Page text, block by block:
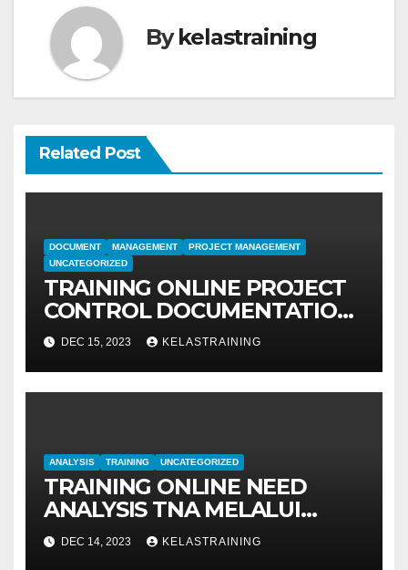
Bykelastraining
Related Post
DOCUMENT MANAGEMENT
PROJECT MANAGEMENT
UNCATEGORIZED
TRAINING ONLINE PROJECT
CONTROL DOCUMENTATION
MANAGEMENT
DEC 15, 2023 KELASTRAINING
ANALYSIS TRAINING UNCATEGORIZED
TRAINING ONLINE NEED
ANALYSIS TNA MELALUI
METODE IDENTIFIKASI DAN
EVALUASI
DEC 14, 2023 KELASTRAINING